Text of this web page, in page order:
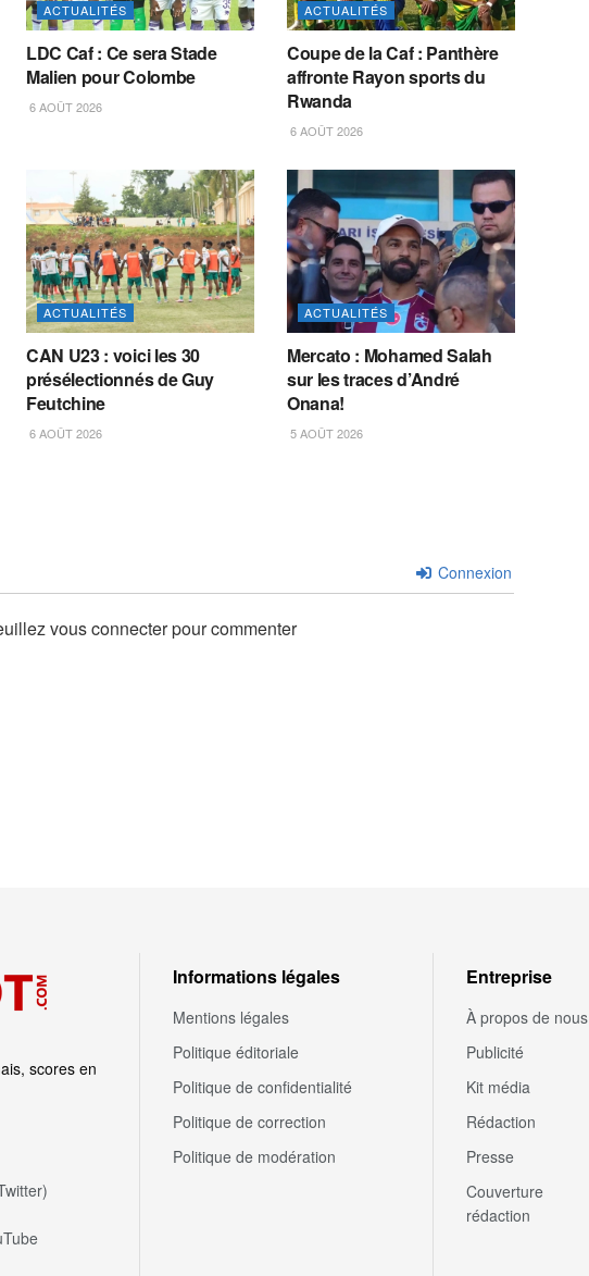
ACTUALITÉS
LDC Caf : Ce sera Stade
Malien pour Colombe
6 AOÛT 2026
ACTUALITÉS
Coupe de la Caf : Panthère
affronte Rayon sports du
Rwanda
6 AOÛT 2026
ACTUALITÉS
CAN U23 : voici les 30
présélectionnés de Guy
Feutchine
6 AOÛT 2026
ACTUALITÉS
Mercato : Mohamed Salah
sur les traces d’André
Onana!
5 AOÛT 2026
Connexion
vous connecter pour commenter
scores en
Informations légales
Mentions légales
Politique éditoriale
Politique de confidentialité
Politique de correction
Politique de modération
Entreprise
À propos de nous
Publicité
Kit média
Rédaction
Presse
Couverture
rédaction